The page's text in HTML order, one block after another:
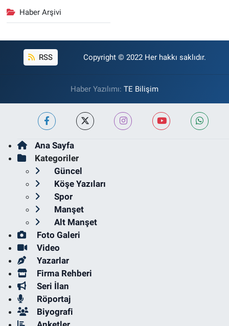
Haber Arşivi
RSS Copyright © 2022 Her hakkı saklıdır.
Haber Yazılımı: TE Bilişim
Ana Sayfa
Kategoriler
Güncel
Köşe Yazıları
Spor
Manşet
Alt Manşet
Foto Galeri
Video
Yazarlar
Firma Rehberi
Seri İlan
Röportaj
Biyografi